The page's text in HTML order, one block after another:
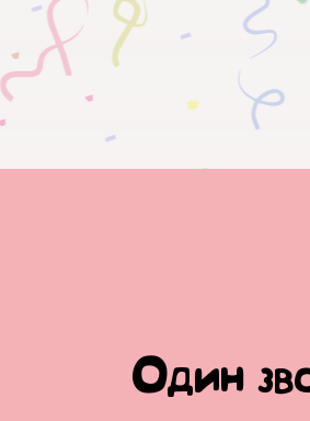
Один